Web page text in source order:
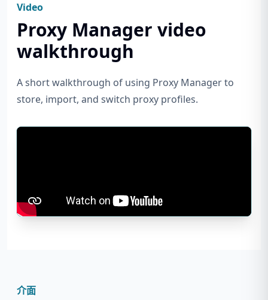
Video
Proxy Manager video
walkthrough
A short walkthrough of using Proxy Manager to
store, import, and switch proxy profiles.
介面